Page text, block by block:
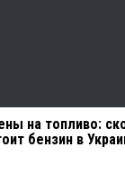
на топливо:
бензин в